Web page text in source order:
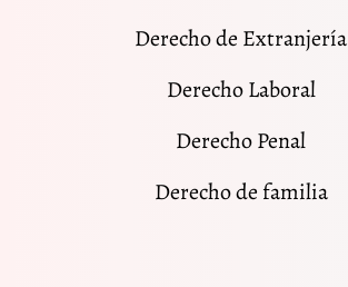
Derecho de Extranjería
Derecho Laboral
Derecho Penal
Derecho de familia